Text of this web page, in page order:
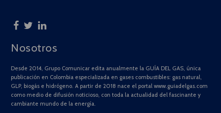
Nosotros
Desde 2014, Grupo Comunicar edita anualmente la GUÍA DEL GAS, única
publicación en Colombia especializada en gases combustibles: gas natural,
GLP, biogás e hidrógeno. A partir de 2018 nace el portal www.guiadelgas.com
como medio de difusión noticioso, con toda la actualidad del fascinante y
cambiante mundo de la energía.